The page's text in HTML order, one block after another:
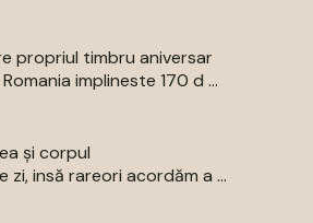
propriul timbru aniversar
implineste 170 d ...
și corpul
insă rareori acordăm a ...